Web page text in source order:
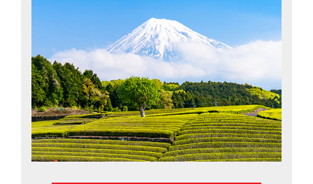
年には静岡市の、親目線に立った子育て支援が高い評価
を受け、「共働き 子育てしやすい街（地方都市編）」で
1位に。静岡県の二大都市、静岡市と浜松市での暮らしを
考える際に役立つ、さまざまな移住情報を掲載していま
す。